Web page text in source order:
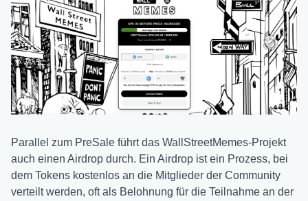
Parallel zum PreSale führt das WallStreetMemes-Projekt
auch einen Airdrop durch. Ein Airdrop ist ein Prozess, bei
dem Tokens kostenlos an die Mitglieder der Community
verteilt werden, oft als Belohnung für die Teilnahme an der